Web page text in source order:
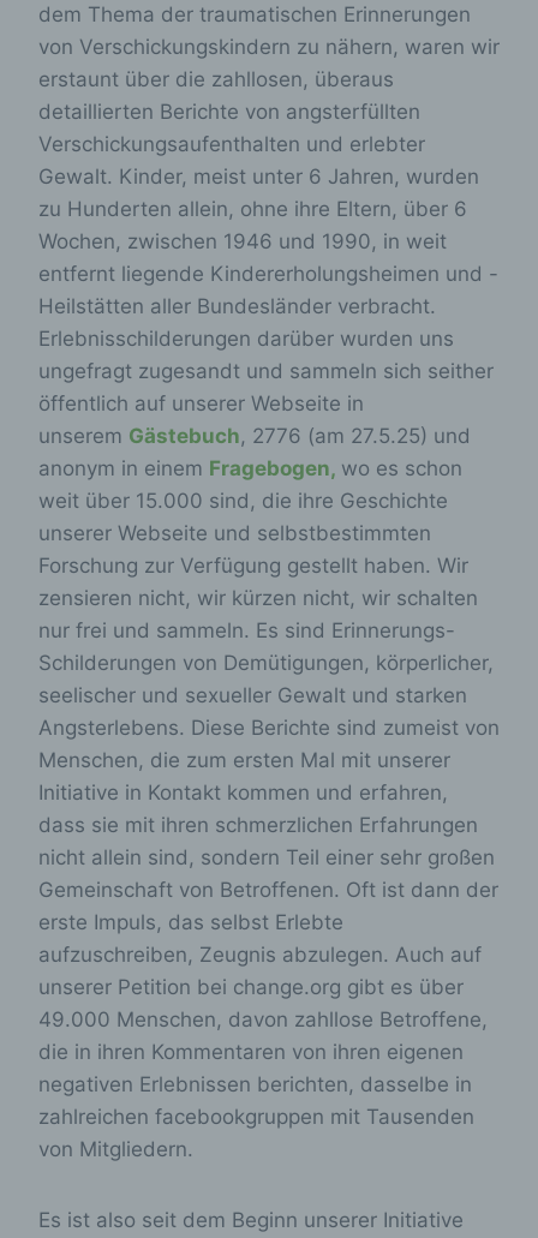
dem Thema der traumatischen Erinnerungen
von Verschickungskindern zu nähern, waren wir
erstaunt über die zahllosen, überaus
detaillierten Berichte von angsterfüllten
Verschickungsaufenthalten und erlebter
Gewalt. Kinder, meist unter 6 Jahren, wurden
zu Hunderten allein, ohne ihre Eltern, über 6
Wochen, zwischen 1946 und 1990, in weit
entfernt liegende Kindererholungsheimen und -
Heilstätten aller Bundesländer verbracht.
Erlebnisschilderungen darüber wurden uns
ungefragt zugesandt und sammeln sich seither
öffentlich auf unserer Webseite in
unserem Gästebuch, 2776 (am 27.5.25) und
anonym in einem Fragebogen, wo es schon
weit über 15.000 sind, die ihre Geschichte
unserer Webseite und selbstbestimmten
Forschung zur Verfügung gestellt haben. Wir
zensieren nicht, wir kürzen nicht, wir schalten
nur frei und sammeln. Es sind Erinnerungs-
Schilderungen von Demütigungen, körperlicher,
seelischer und sexueller Gewalt und starken
Angsterlebens. Diese Berichte sind zumeist von
Menschen, die zum ersten Mal mit unserer
Initiative in Kontakt kommen und erfahren,
dass sie mit ihren schmerzlichen Erfahrungen
nicht allein sind, sondern Teil einer sehr großen
Gemeinschaft von Betroffenen. Oft ist dann der
erste Impuls, das selbst Erlebte
aufzuschreiben, Zeugnis abzulegen. Auch auf
unserer Petition bei change.org gibt es über
49.000 Menschen, davon zahllose Betroffene,
die in ihren Kommentaren von ihren eigenen
negativen Erlebnissen berichten, dasselbe in
zahlreichen facebookgruppen mit Tausenden
von Mitgliedern.
Es ist also seit dem Beginn unserer Initiative